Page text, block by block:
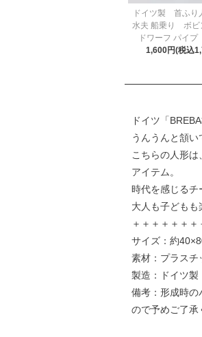
ドイツ製 首ふ
水夫 船乗り ボビ
ドワーフ パイ
1,600円(税込
ドイツ「
うんうんと頷
こちらの人形
アイテム。
時代を感じるチ
大人も子どもも
＋＋＋＋＋＋
サイズ：約
素材：プラスチ
製造：ドイツ製
備考：形成時の
ので予めご了承